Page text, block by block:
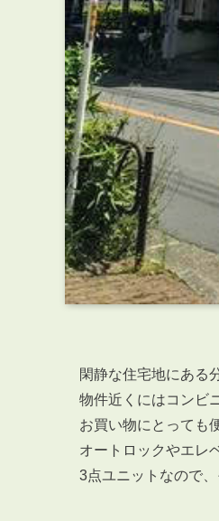
閑静な住宅地にある
物件近くにはコンビ
お買い物にとっても
オートロックやエレ
3点ユニットなので